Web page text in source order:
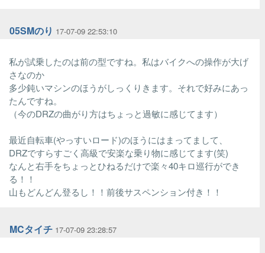
05SMのり 17-07-09 22:53:10
私が試乗したのは前の型ですね。私はバイクへの操作が大げ
さなのか
多少鈍いマシンのほうがしっくりきます。それで好みにあっ
たんですね。
（今のDRZの曲がり方はちょっと過敏に感じてます）
最近自転車(やっすいロード)のほうにはまってまして、
DRZですらすごく高級で安楽な乗り物に感じてます(笑)
なんと右手をちょっとひねるだけで楽々40キロ巡行ができ
る！！
山もどんどん登るし！！前後サスペンション付き！！
MCタイチ 17-07-09 23:28:57